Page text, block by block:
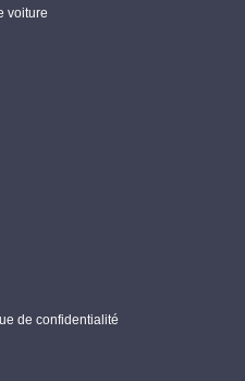
voiture
de confidentialité